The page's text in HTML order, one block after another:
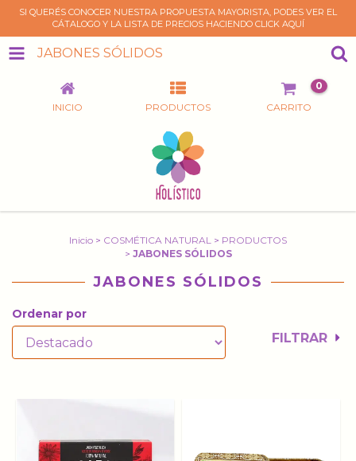
SI QUERÉS CONOCER NUESTRA PROPUESTA MAYORISTA, PODES VER EL
CÁTALOGO Y LA LISTA DE PRECIOS HACIENDO CLICK AQUÍ
JABONES SÓLIDOS
INICIO PRODUCTOS CARRITO
0
Inicio > COSMÉTICA NATURAL > PRODUCTOS
> JABONES SÓLIDOS
JABONES SÓLIDOS
Ordenar por
FILTRAR